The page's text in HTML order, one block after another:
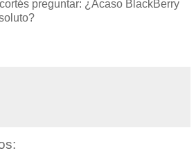
preguntar: ¿Acaso BlackBerry